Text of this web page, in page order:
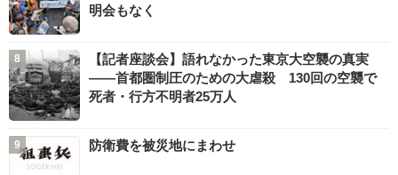
明会もなく
【記者座談会】語れなかった東京大空襲の真実
――首都圏制圧のための大虐殺 130回の空襲で
死者・行方不明者25万人
防衛費を被災地にまわせ